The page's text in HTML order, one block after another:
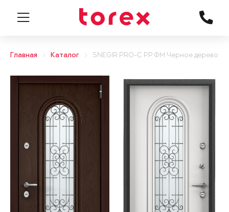
Главная Каталог SNEGIR PRO-C PP ФМ Черное дерево